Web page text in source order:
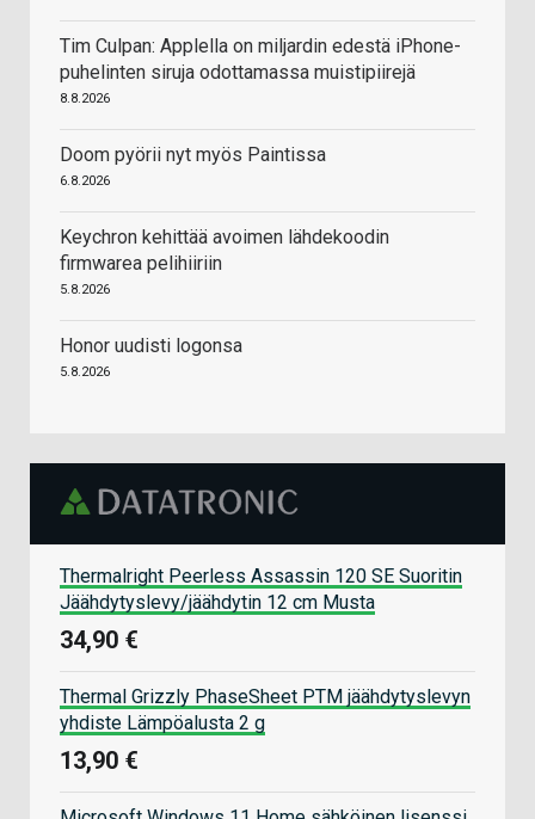
Tim Culpan: Applella on miljardin edestä iPhone-
puhelinten siruja odottamassa muistipiirejä
8.8.2026
Doom pyörii nyt myös Paintissa
6.8.2026
Keychron kehittää avoimen lähdekoodin
firmwarea pelihiiriin
5.8.2026
Honor uudisti logonsa
5.8.2026
Thermalright Peerless Assassin 120 SE Suoritin
Jäähdytyslevy/jäähdytin 12 cm Musta
34,90 €
Thermal Grizzly PhaseSheet PTM jäähdytyslevyn
yhdiste Lämpöalusta 2 g
13,90 €